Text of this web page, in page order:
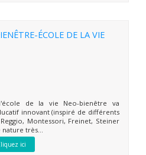
ÉCOLE DE LA VIE
de la vie Neo-bienêtre va
innovant (inspiré de différents
Montessori, Freinet, Steiner
nature très...
ici